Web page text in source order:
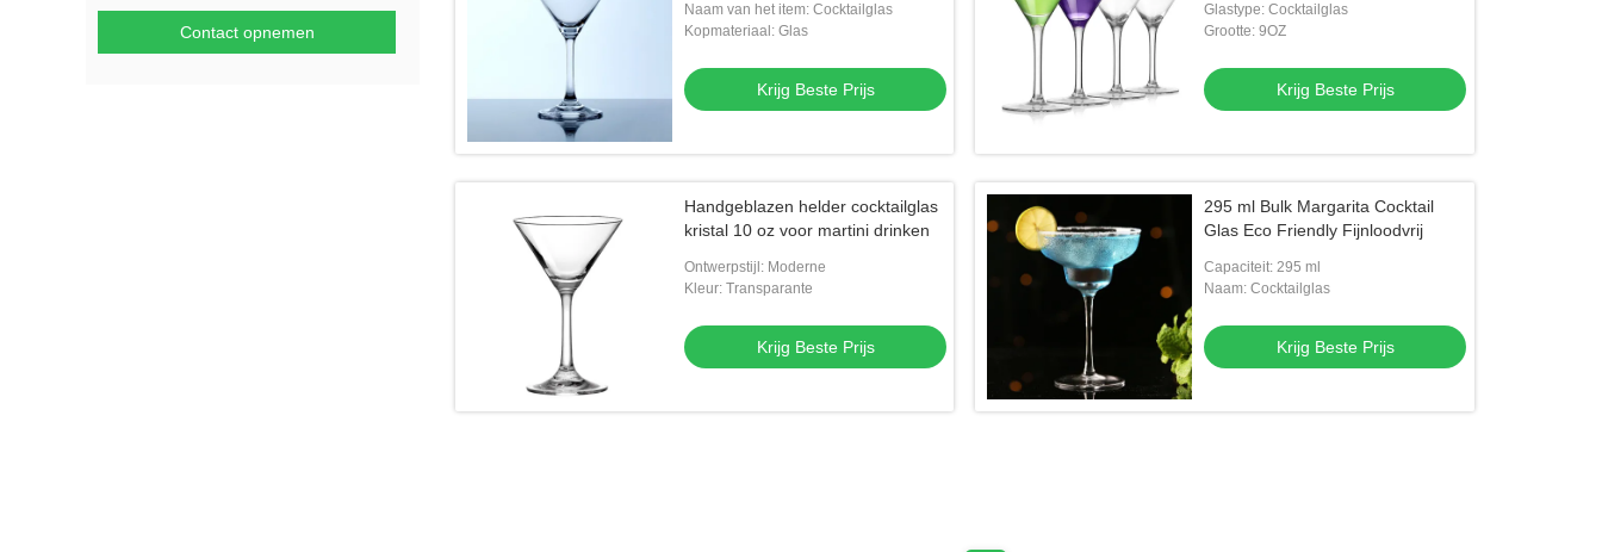
Contact opnemen
Naam van het item: Cocktailglas
Kopmateriaal: Glas
Krijg Beste Prijs
Glastype: Cocktailglas
Grootte: 9OZ
Krijg Beste Prijs
Handgeblazen helder cocktailglas
kristal 10 oz voor martini drinken
Ontwerpstijl: Moderne
Kleur: Transparante
Krijg Beste Prijs
295 ml Bulk Margarita Cocktail
Glas Eco Friendly Fijnloodvrij
Capaciteit: 295 ml
Naam: Cocktailglas
Krijg Beste Prijs